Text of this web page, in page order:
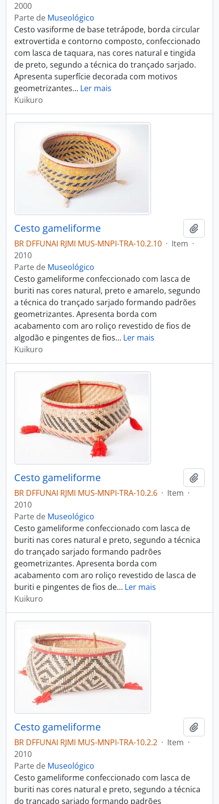
2000
Parte de Museológico
Cesto vasiforme de base tetrápode, borda circular
extrovertida e contorno composto, confeccionado
com lasca de taquara, nas cores natural e tingida
de preto, segundo a técnica do trançado sarjado.
Apresenta superfície decorada com motivos
geometrizantes… Ler mais
Kuikuro
Cesto gameliforme
BR DFFUNAI RJMI MUS-MNPI-TRA-10.2.10 · Item ·
2010
Parte de Museológico
Cesto gameliforme confeccionado com lasca de
buriti nas cores natural, preto e amarelo, segundo
a técnica do trançado sarjado formando padrões
geometrizantes. Apresenta borda com
acabamento com aro roliço revestido de fios de
algodão e pingentes de fios… Ler mais
Kuikuro
Cesto gameliforme
BR DFFUNAI RJMI MUS-MNPI-TRA-10.2.6 · Item ·
2010
Parte de Museológico
Cesto gameliforme confeccionado com lasca de
buriti nas cores natural e preto, segundo a técnica
do trançado sarjado formando padrões
geometrizantes. Apresenta borda com
acabamento com aro roliço revestido de lasca de
buriti e pingentes de fios de… Ler mais
Kuikuro
Cesto gameliforme
BR DFFUNAI RJMI MUS-MNPI-TRA-10.2.2 · Item ·
2010
Parte de Museológico
Cesto gameliforme confeccionado com lasca de
buriti nas cores natural e preto, segundo a técnica
do trançado sarjado formando padrões